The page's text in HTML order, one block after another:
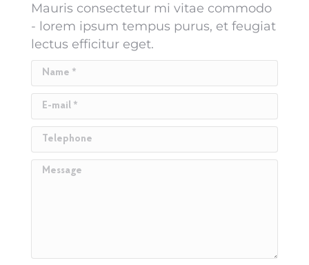
Mauris consectetur mi vitae commodo
- lorem ipsum tempus purus, et feugiat
lectus efficitur eget.
Name *
E-mail *
Telephone
Message